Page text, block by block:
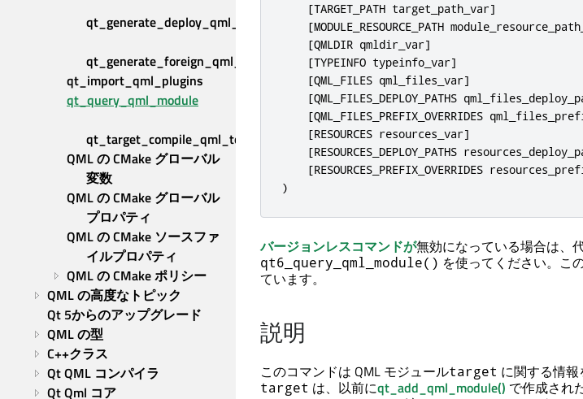
qt_generate_deploy_qml_app_script
qt_generate_foreign_qml_types
qt_import_qml_plugins
qt_query_qml_module
qt_target_compile_qml_to_cpp
QML の CMake グローバル
変数
QML の CMake グローバル
プロパティ
QML の CMake ソースファ
イルプロパティ
QML の CMake ポリシー
QML の高度なトピック
Qt 5からのアップグレード
QML の型
C++クラス
Qt QML コンパイラ
Qt Qml コア
    [TARGET_PATH target_path_var]
[MODULE_RESOURCE_PATH
    [QMLDIR qmldir_var]
    [TYPEINFO typeinfo_var]
    [QML_FILES qml_files_var]
[QML_FILES_DEPLOY_PATHS
[QML_FILES_PREFIX_OVERRIDES
    [RESOURCES resources_var]
[RESOURCES_DEPLOY_PATHS
[RESOURCES_PREFIX_OVERRIDES
)
バージョンレスコマンドが無効になっている場合は、
qt6_query_qml_module() を使ってください。こ
ています。
説明
このコマンドは QML モジュールtarget に関する情
target は、以前にqt_add_qml_module() で作成され